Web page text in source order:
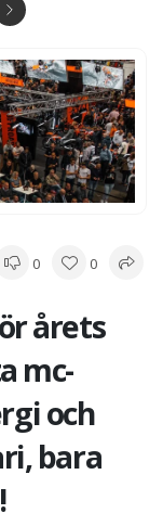
0 0
årets
mc-
och
bara